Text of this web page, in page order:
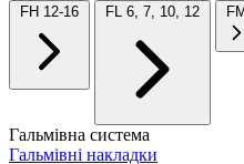
Гальмівна система
Гальмівні накладки